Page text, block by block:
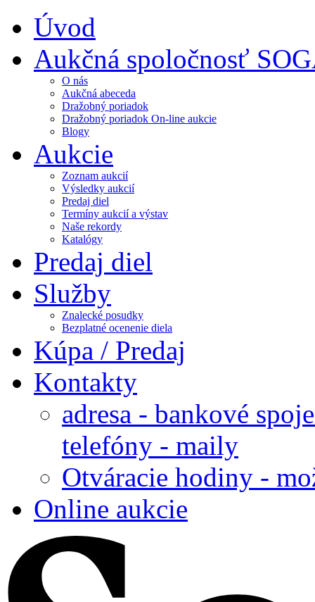
Úvod
Aukčná spoločnosť
O nás
Aukčná abeceda
Dražobný poriadok
Dražobný poriadok On-line aukcie
Blogy
Aukcie
Zoznam aukcií
Výsledky aukcií
Predaj diel
Termíny aukcií a výstav
Naše rekordy
Katalógy
Predaj diel
Služby
Znalecké posudky
Bezplatné ocenenie diela
Kúpa / Predaj
Kontakty
adresa - bankové
telefóny - maily
Otváracie hodiny -
Online aukcie